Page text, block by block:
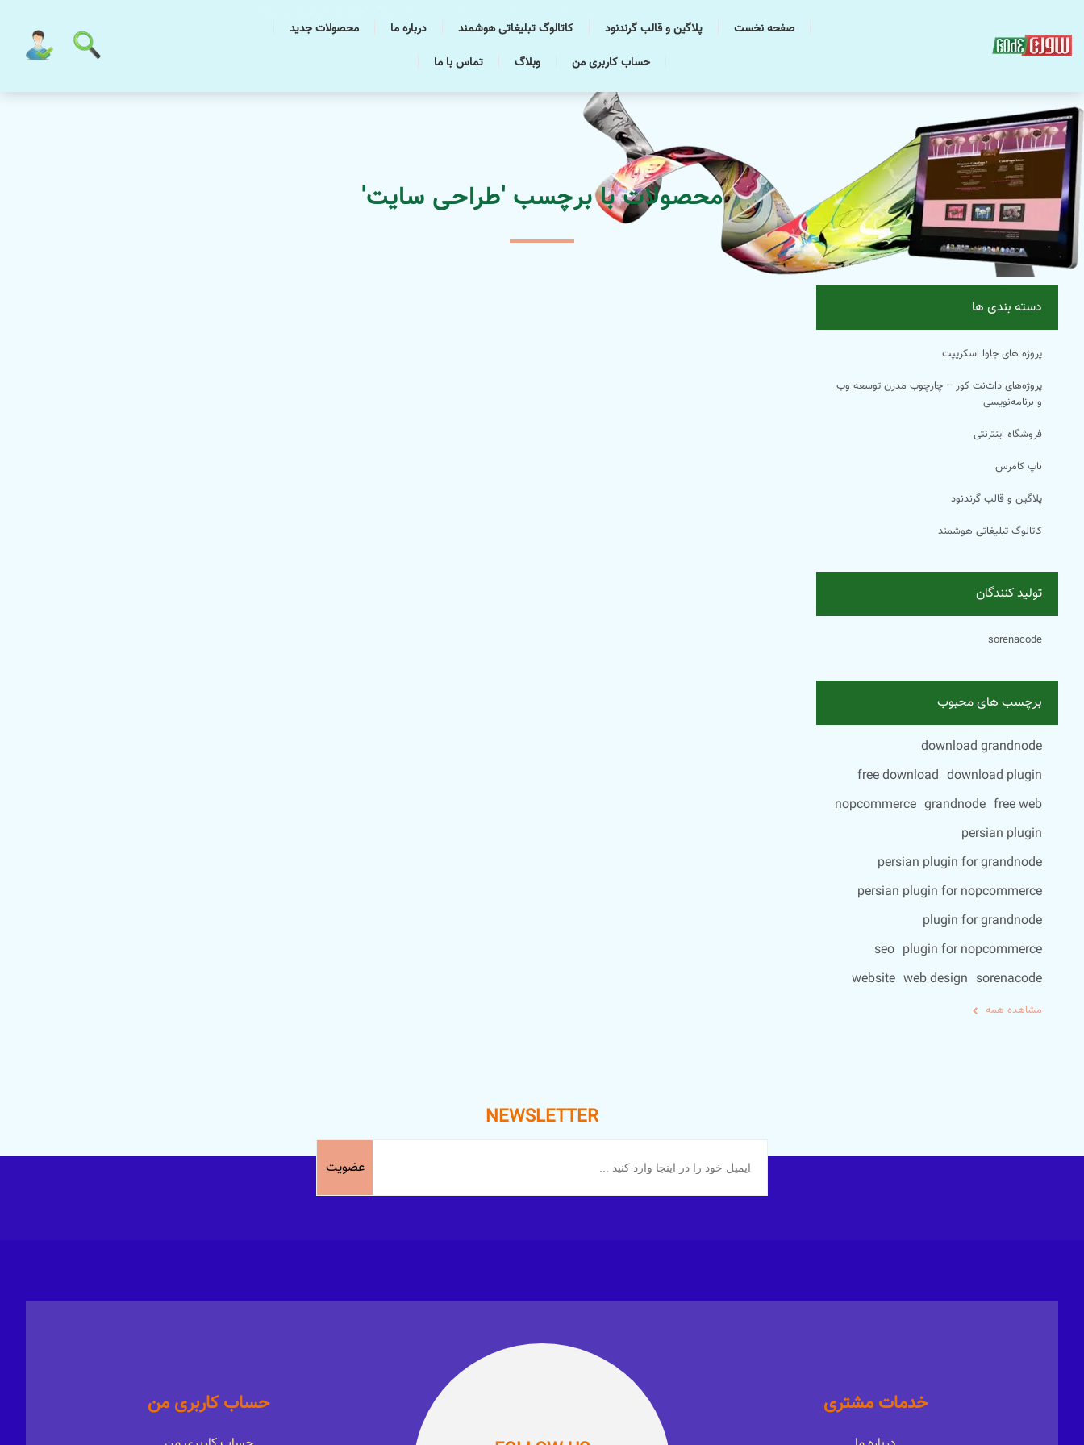
صفحه نخست پلاگین و قالب گرندنود کاتالوگ تبلیغاتی هوشمند درباره ما
محصولات جدید
حساب کاربری من
وبلاگ تماس با ما
محصولات با برچسب 'طراحی سایت'
دسته بندی ها
پروژه های جاوا اسکریپت
پروژه‌های دات‌نت کور – چارچوب مدرن توسعه وب
و برنامه‌نویسی
فروشگاه اینترنتی
ناپ کامرس
پلاگین و قالب گرندنود
کاتالوگ تبلیغاتی هوشمند
تولید کنندگان
sorenacode
برچسب های محبوب
download grandnode
download plugin
free download
free web
grandnode
nopcommerce
persian plugin
persian plugin for grandnode
persian plugin for nopcommerce
plugin for grandnode
plugin for nopcommerce
seo
sorenacode
web design
website
مشاهده همه
NEWSLETTER
عضویت
خدمات مشتری حساب کاربری من